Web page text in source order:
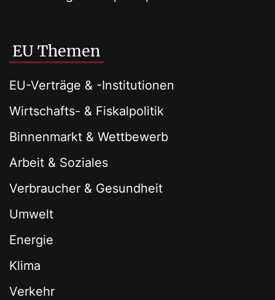
EU Themen
EU-Verträge & -Institutionen
Wirtschafts- & Fiskalpolitik
Binnenmarkt & Wettbewerb
Arbeit & Soziales
Verbraucher & Gesundheit
Umwelt
Energie
Klima
Verkehr